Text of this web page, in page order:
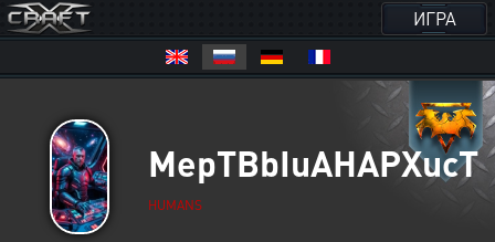
ИГРА
MepTBbIuAHAPXucT
HUMANS